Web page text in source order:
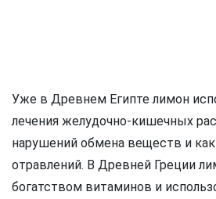
Уже в Древнем Египте лимон
лечения желудочно-кишечных
нарушений обмена веществ и
отравлений. В Древней Греции
богатством витаминов и